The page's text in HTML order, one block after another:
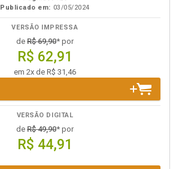
Publicado em: 03/05/2024
VERSÃO IMPRESSA
de R$ 69,90* por
R$ 62,91
em 2x de R$ 31,46
VERSÃO DIGITAL
de R$ 49,90* por
R$ 44,91